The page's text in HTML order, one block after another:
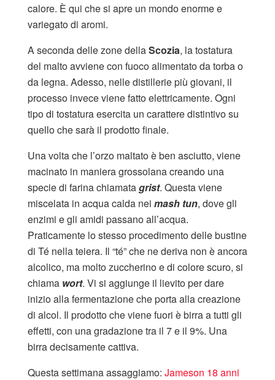
calore. È qui che si apre un mondo enorme e
variegato di aromi.
A seconda delle zone dellaScozia, la tostatura
del malto avviene con fuoco alimentato da torba o
da legna. Adesso, nelle distillerie più giovani, il
processo invece viene fatto elettricamente. Ogni
tipo di tostatura esercita un carattere distintivo su
quello che sarà il prodotto finale.
Una volta che l’orzo maltato è ben asciutto, viene
macinato in maniera grossolana creando una
specie di farina chiamatagrist. Questa viene
miscelata in acqua calda nei mash tun, dove gli
enzimi e gli amidi passano all’acqua.
Praticamente lo stesso procedimento delle bustine
di Té nella teiera. Il “té” che ne deriva non è ancora
alcolico, ma molto zuccherino e di colore scuro, si
chiama wort. Vi si aggiunge il lievito per dare
inizio alla fermentazione che porta alla creazione
di alcol. Il prodotto che viene fuori è birra a tutti gli
effetti, con una gradazione tra il 7 e il 9%. Una
birra decisamente cattiva.
Questa settimana assaggiamo: Jameson 18 anni